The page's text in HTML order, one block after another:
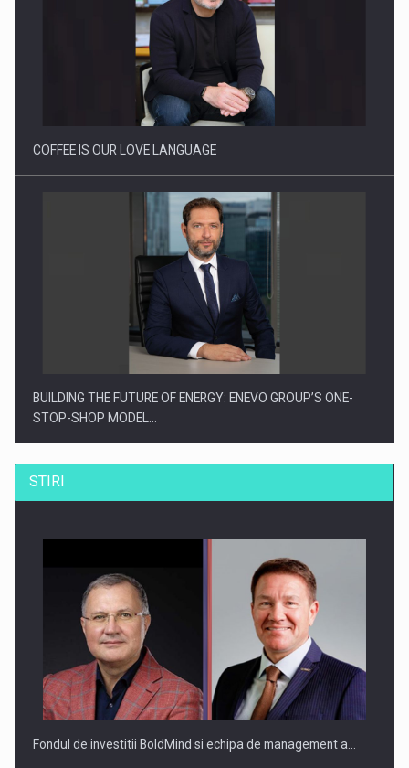
Proteinmaxxing and the Future of Protein Demand
COFFEE IS OUR LOVE LANGUAGE
BUILDING THE FUTURE OF ENERGY: ENEVO GROUP’S ONE-
STOP-SHOP MODEL…
ROOTED IN ROMANIA, BUILT TO DELIVER TECHNOLOGY FOR
THE…
STIRI
Fondul de investitii BoldMind si echipa de management a…